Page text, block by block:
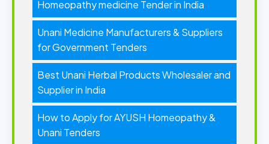
Homeopathy medicine Tender in India
Unani Medicine Manufacturers & Suppliers
for Government Tenders
Best Unani Herbal Products Wholesaler and
Supplier in India
How to Apply for AYUSH Homeopathy &
Unani Tenders